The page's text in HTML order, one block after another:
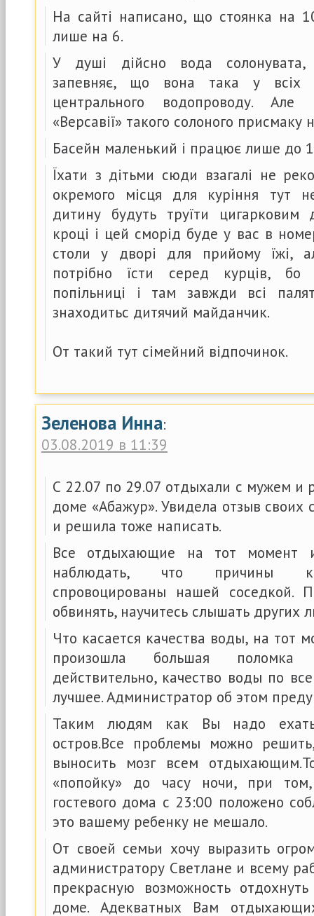
На сайті написано, що стоянка на
лише на 6.
У душі дійсно вода солонувата,
запевняє, що вона така у всіх
центрального водопроводу.
«Версавії» такого солоного присмаку
Басейн маленький і працює лише до
Їхати з дітьми сюди взагалі не
окремого місця для куріння тут
дитину будуть труїти
кроці і цей сморід буде у вас в
столи у дворі для прийому їжі,
потрібно їсти серед курців, бо
попільниці і там завжди всі
знаходитьс дитячий майданчик.
От такий тут сімейний відпочинок.
Зеленова Инна:
03.08.2019 в 11:39
С 22.07 по 29.07 отдыхали с мужем и
доме «Абажур». Увидела отзыв своих
и решила тоже написать.
Все отдыхающие на тот момент
наблюдать, что причины
спровоцированы нашей соседкой.
обвинять, научитесь слышать других
Что касается качества воды, на тот
произошла большая поломка
действительно, качество воды по
лучшее. Администратор об этом
Таким людям как Вы надо
остров.Все проблемы можно
выносить мозг всем
«попойку» до часу ночи, при
гостевого дома с 23:00 положено
это вашему ребенку не мешало.
От своей семьи хочу выразить
администратору Светлане и всему
прекрасную возможность
доме. Адекватных Вам